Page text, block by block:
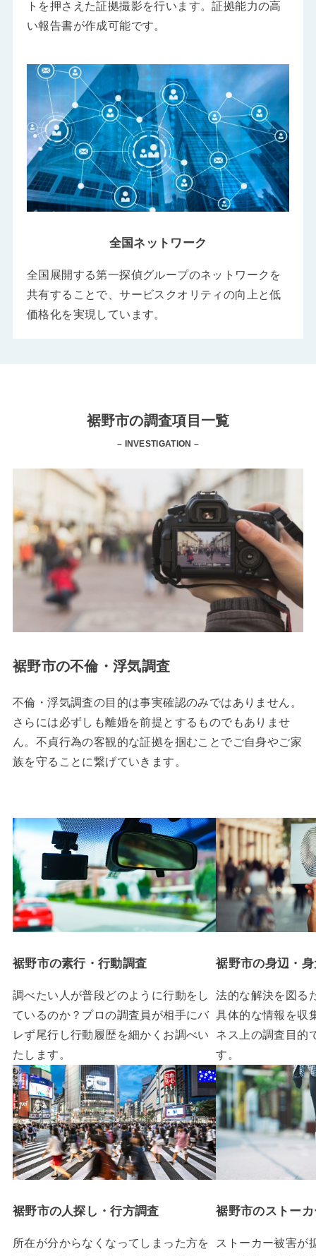
トを押さえた証拠撮影を行います。証拠能力の高
い報告書が作成可能です。
全国ネットワーク
全国展開する第一探偵グループのネットワークを
共有することで、サービスクオリティの向上と低
価格化を実現しています。
裾野市の調査項目一覧
– INVESTIGATION –
裾野市の不倫・浮気調査
不倫・浮気調査の目的は事実確認のみではありません。
さらには必ずしも離婚を前提とするものでもありませ
ん。不貞行為の客観的な証拠を掴むことでご自身やご家
族を守ることに繋げていきます。
裾野市の素行・行動調査
調べたい人が普段どのように行動をし
ているのか？プロの調査員が相手にバ
レず尾行し行動履歴を細かくお調べい
たします。
裾野市の身辺・
法的な解決を図る
具体的な情報を収
ネス上の調査目的
す。
裾野市の人探し・行方調査
所在が分からなくなってしまった方を
裾野市のストー
ストーカー被害が